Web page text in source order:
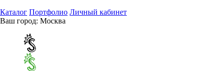
Каталог Портфолио Личный кабинет
Ваш город: Москва